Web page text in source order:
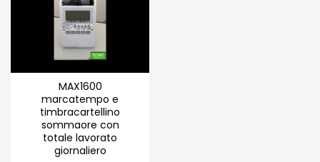
MAX1600
marcatempo e
timbracartellino
sommaore con
totale lavorato
giornaliero